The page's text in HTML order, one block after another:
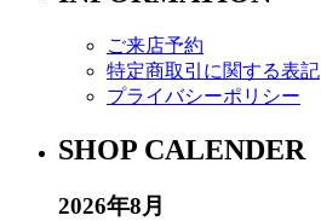
ご来店予約
特定商取引に関する表記
プライバシーポリシー
SHOP CALENDER
2026年8月